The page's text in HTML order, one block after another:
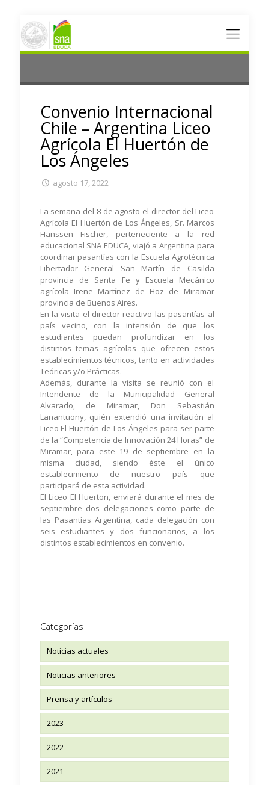
Convenio Internacional
Chile – Argentina Liceo
Agrícola El Huertón de
Los Ángeles
agosto 17, 2022
La semana del 8 de agosto el director del Liceo
Agrícola El Huertón de Los Ángeles, Sr. Marcos
Hanssen Fischer, perteneciente a la red
educacional SNA EDUCA, viajó a Argentina para
coordinar pasantías con la Escuela Agrotécnica
Libertador General San Martín de Casilda
provincia de Santa Fe y Escuela Mecánico
agrícola Irene Martínez de Hoz de Miramar
provincia de Buenos Aires.
En la visita el director reactivo las pasantías al
país vecino, con la intensión de que los
estudiantes puedan profundizar en los
distintos temas agrícolas que ofrecen estos
establecimientos técnicos, tanto en actividades
Teóricas y/o Prácticas.
Además, durante la visita se reunió con el
Intendente de la Municipalidad General
Alvarado, de Miramar, Don Sebastián
Lanantuony, quién extendió una invitación al
Liceo El Huertón de Los Ángeles para ser parte
de la “Competencia de Innovación 24 Horas” de
Miramar, para este 19 de septiembre en la
misma ciudad, siendo éste el único
establecimiento de nuestro país que
participará de esta actividad.
El Liceo El Huerton, enviará durante el mes de
septiembre dos delegaciones como parte de
las Pasantías Argentina, cada delegación con
seis estudiantes y dos funcionarios, a los
distintos establecimientos en convenio.
Categorías
Noticias actuales
Noticias anteriores
Prensa y artículos
2023
2022
2021